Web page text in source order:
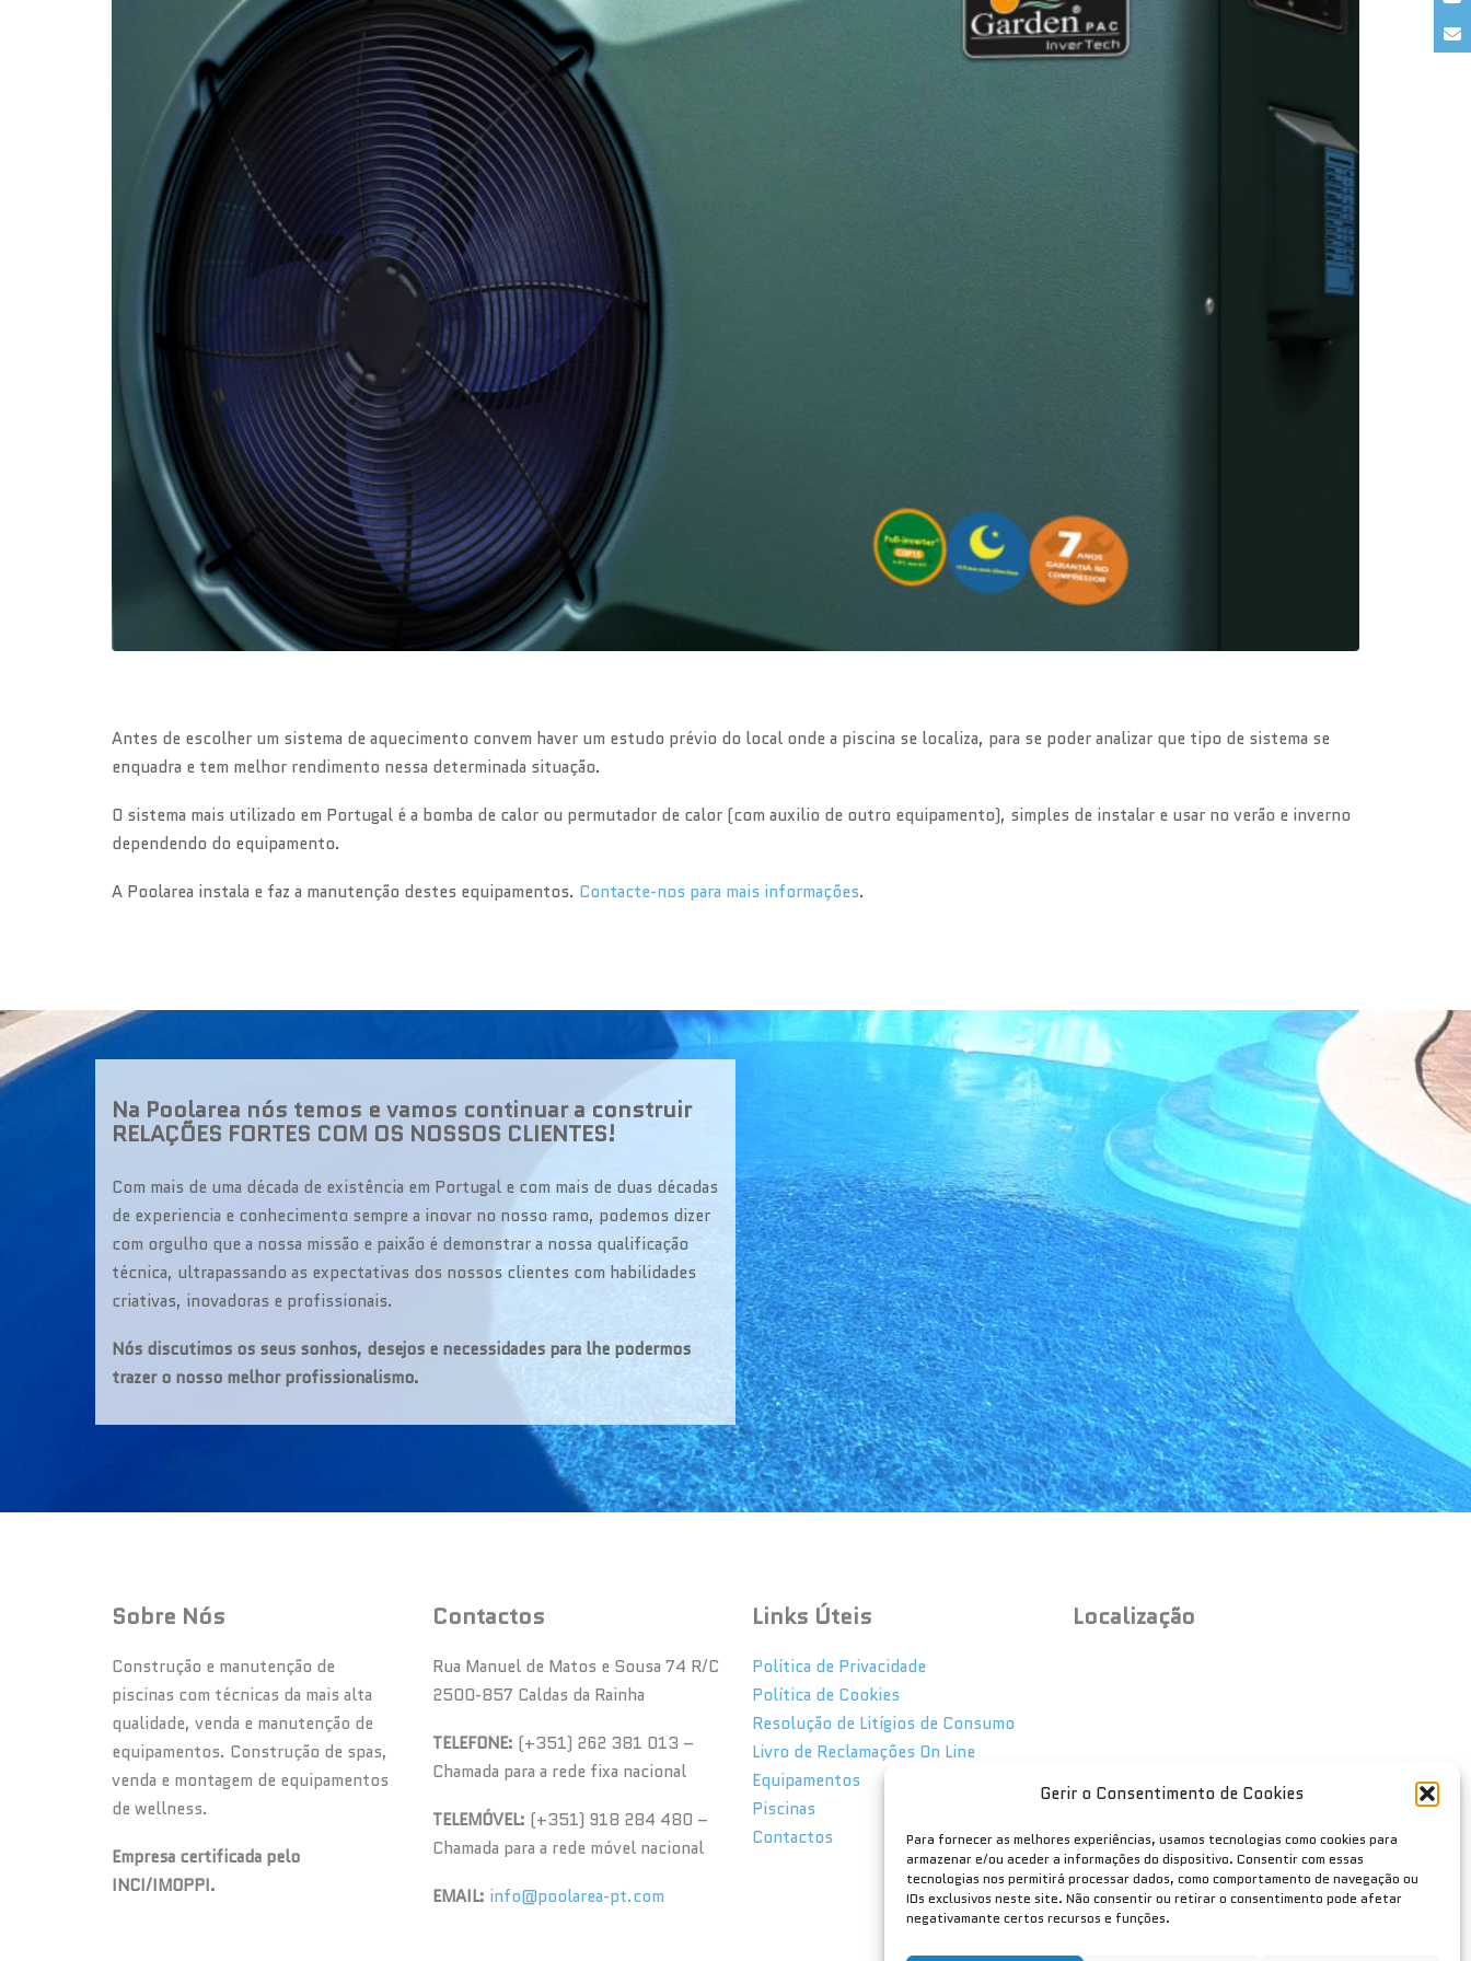
Gerir o Consentimento de Cookies
Para fornecer as melhores experiências, usamos tecnologias como cookies para
armazenar e/ou aceder a informações do dispositivo. Consentir com essas
tecnologias nos permitirá processar dados, como comportamento de navegação ou
IDs exclusivos neste site. Não consentir ou retirar o consentimento pode afetar
negativamante certos recursos e funções.
Antes de escolher um sistema de aquecimento convem haver um estudo prévio do local onde a piscina se localiza, para se poder analizar que tipo de sistema se
enquadra e tem melhor rendimento nessa determinada situação.
O sistema mais utilizado em Portugal é a bomba de calor ou permutador de calor (com auxilio de outro equipamento), simples de instalar e usar no verão e inverno
dependendo do equipamento.
A Poolarea instala e faz a manutenção destes equipamentos. Contacte-nos para mais informações.
Na Poolarea nós temos e vamos continuar a construir
RELAÇÕES FORTES COM OS NOSSOS CLIENTES!
Com mais de uma década de existência em Portugal e com mais de duas décadas
de experiencia e conhecimento sempre a inovar no nosso ramo, podemos dizer
com orgulho que a nossa missão e paixão é demonstrar a nossa qualificação
técnica, ultrapassando as expectativas dos nossos clientes com habilidades
criativas, inovadoras e profissionais.
Nós discutimos os seus sonhos, desejos e necessidades para lhe podermos
trazer o nosso melhor profissionalismo.
Sobre Nós
Construção e manutenção de
piscinas com técnicas da mais alta
qualidade, venda e manutenção de
equipamentos. Construção de spas,
venda e montagem de equipamentos
de wellness.
Empresa certificada pelo
INCI/IMOPPI.
Contactos
Rua Manuel de Matos e Sousa 74 R/C
2500-857 Caldas da Rainha
TELEFONE: (+351) 262 381 013 –
Chamada para a rede fixa nacional
TELEMÓVEL: (+351) 918 284 480 –
Chamada para a rede móvel nacional
EMAIL: info@poolarea-pt.com
Links Úteis
Política de Privacidade
Política de Cookies
Resolução de Litígios de Consumo
Livro de Reclamações On Line
Equipamentos
Piscinas
Contactos
Localização